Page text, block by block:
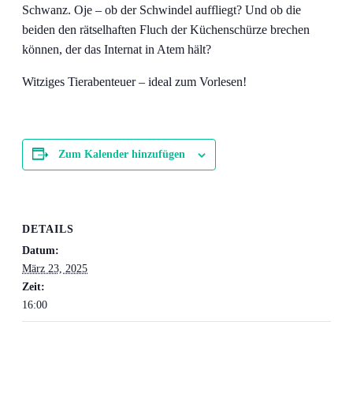
Schwanz. Oje – ob der Schwindel auffliegt? Und ob die
beiden den rätselhaften Fluch der Küchenschürze brechen
können, der das Internat in Atem hält?
Witziges Tierabenteuer – ideal zum Vorlesen!
Zum Kalender hinzufügen
DETAILS
Datum:
März 23, 2025
Zeit:
16:00